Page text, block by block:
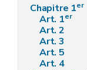
Chapitre 1er
Art. 1er
Art. 2
Art. 3
Art. 5
Art. 4